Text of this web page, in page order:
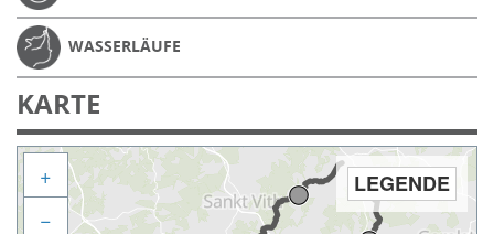
WASSERLÄUFE
KARTE
LEGENDE
+
−